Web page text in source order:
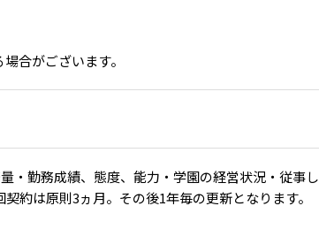
合がございます。
・勤務成績、態度、能力・学園の経営状況・従事し
約は原則3ヵ月。その後1年毎の更新となります。